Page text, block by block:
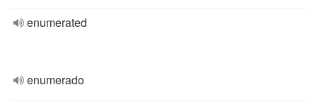
enumerated
enumerado